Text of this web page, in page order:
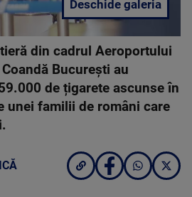
Deschide galeria
din cadrul Aeroportului
București au
de țigarete ascunse în
unei familii de români care